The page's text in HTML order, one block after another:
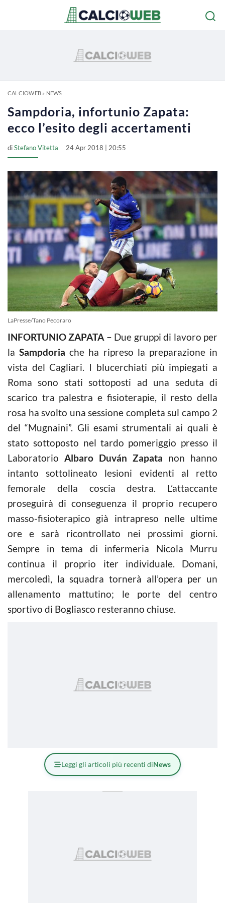
CALCIOWEB» NEWS
Sampdoria, infortunio Zapata:
ecco l’esito degli accertamenti
diStefano Vitetta 24 Apr 2018 | 20:55
LaPresse/Tano Pecoraro
INFORTUNIO ZAPATA – Due gruppi di lavoro per
laSampdoria che ha ripreso la preparazione in
vista del Cagliari. I blucerchiati più impiegati a
Roma sono stati sottoposti ad una seduta di
scarico tra palestra e fisioterapie, il resto della
rosa ha svolto una sessione completa sul campo 2
del “Mugnaini”. Gli esami strumentali ai quali è
stato sottoposto nel tardo pomeriggio presso il
Laboratorio Albaro Duván Zapata non hanno
intanto sottolineato lesioni evidenti al retto
femorale della coscia destra. L’attaccante
proseguirà di conseguenza il proprio recupero
masso-fisioterapico già intrapreso nelle ultime
ore e sarà ricontrollato nei prossimi giorni.
Sempre in tema di infermeria Nicola Murru
continua il proprio iter individuale. Domani,
mercoledì, la squadra tornerà all’opera per un
allenamento mattutino; le porte del centro
sportivo di Bogliasco resteranno chiuse.
Leggi gli articoli più recenti diNews